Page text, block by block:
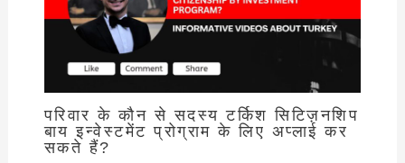
परिवार के कौन से सदस्य टर्किश सिटिज़नशिप
बाय इन्वेस्टमेंट प्रोग्राम के लिए अप्लाई कर
सकते हैं?